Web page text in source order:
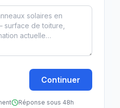
Continuer
Réponse sous 48h